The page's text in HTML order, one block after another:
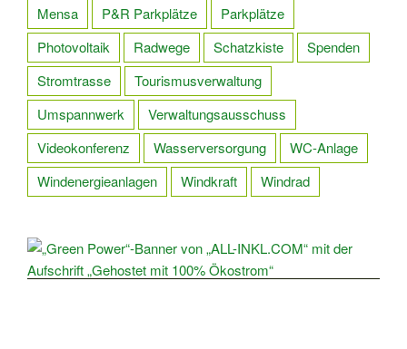
Mensa
P&R Parkplätze
Parkplätze
Photovoltaik
Radwege Schatzkiste
Spenden
Stromtrasse
Tourismusverwaltung
Umspannwerk
Verwaltungsausschuss
Videokonferenz
Wasserversorgung
WC-Anlage
Windenergieanlagen
Windkraft Windrad